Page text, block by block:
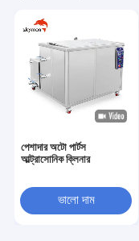
পেশাদার অটো পার্টস
আল্ট্রাসোনিক ক্লিনার
ভালো দাম